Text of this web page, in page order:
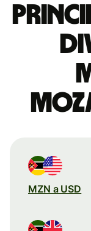
MZN a USD